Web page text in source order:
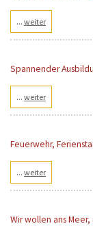
... weiter
Spannender
... weiter
Feuerwehr,
... weiter
Wir wollen ans